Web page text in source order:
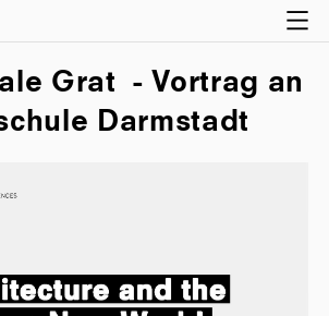
Grat - Vortrag an
Darmstadt